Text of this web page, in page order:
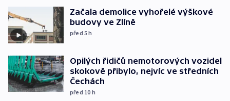
Začala demolice vyhořelé výškové
budovy ve Zlíně
před 5h
Opilých řidičů nemotorových vozidel
skokově přibylo, nejvíc ve středních
Čechách
před 10 h